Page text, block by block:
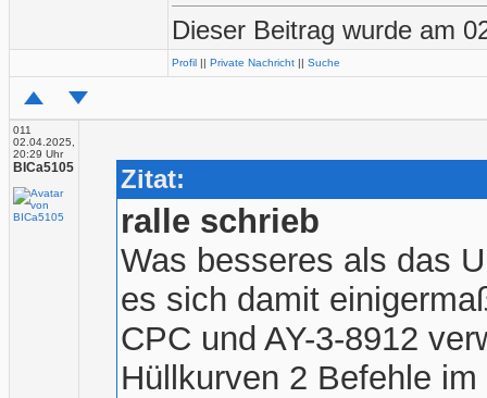
Dieser Beitrag wurde am
Profil || Private Nachricht || Suche
011
02.04.2025,
20:29 Uhr
BICa5105 Zitat:
ralle schrieb
Was besseres als das
es sich damit
CPC und AY-3-8912
Hüllkurven 2 Befehle